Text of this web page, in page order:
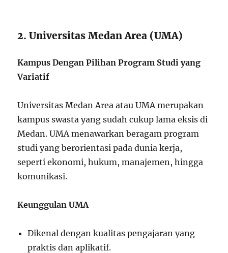
2. Universitas Medan Area (UMA)
Kampus Dengan Pilihan Program Studi yang
Variatif
Universitas Medan Area atau UMA merupakan
kampus swasta yang sudah cukup lama eksis di
Medan. UMA menawarkan beragam program
studi yang berorientasi pada dunia kerja,
seperti ekonomi, hukum, manajemen, hingga
komunikasi.
Keunggulan UMA
Dikenal dengan kualitas pengajaran yang
praktis dan aplikatif.